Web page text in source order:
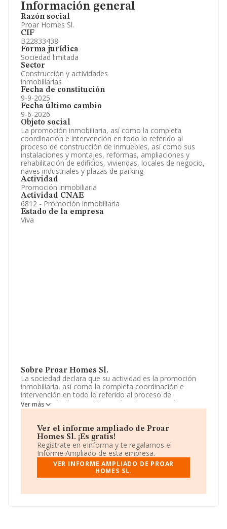
Información general
Razón social
Proar Homes Sl.
CIF
B22833438
Forma jurídica
Sociedad limitada
Sector
Construcción y actividades
inmobiliarias
Fecha de constitución
9-9-2025
Fecha último cambio
9-6-2026
Objeto social
La promoción inmobiliaria, así como la completa
coordinación e intervención en todo lo referido al
proceso de construcción de inmuebles, así como sus
instalaciones y montajes, reformas, ampliaciones y
rehabilitación de edificios, viviendas, locales de negocio,
naves industriales y plazas de parking
Actividad
Promoción inmobiliaria
Actividad CNAE
6812 - Promoción inmobiliaria
Estado de la empresa
Viva
Sobre Proar Homes Sl.
La sociedad declara que su actividad es la promoción
inmobiliaria, así como la completa coordinación e
intervención en todo lo referido al proceso de
construcción de inmuebles, así como sus instalaciones y
montajes, reformas, ampliaciones y rehabilitación de
industriales y plazas de parking. La empresa aparece
inscrita en el Registro Mercantil como Sociedad
Limitada. La actividad de referencia CNAE corresponde
a '%cnae%', cuyo Código es 6812. La sociedad no tiene
actividad en mercados exteriores.
La sociedad españolaProar Homes S.L, con NIF
(46025), Valencia, Comunidad Valenciana.
Ver más
Ver el informe ampliado de Proar
Homes Sl. ¡Es gratis!
Regístrate en eInforma y te regalamos el
Informe Ampliado de esta empresa.
VER INFORME AMPLIADO DE PROAR
HOMES SL.